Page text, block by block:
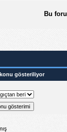
Bu
gösteriliyor